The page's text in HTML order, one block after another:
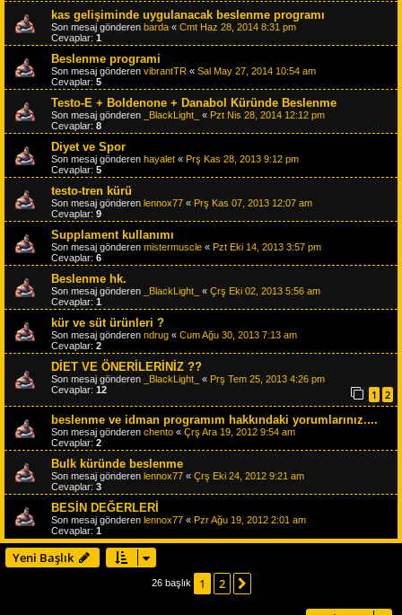
kas gelişiminde uygulanacak beslenme programı
Son mesaj gönderen barda « Cmt Haz 28, 2014 8:31 pm
Cevaplar: 1
Beslenme programi
Son mesaj gönderen vibrantTR « Sal May 27, 2014 10:54 am
Cevaplar: 5
Testo-E + Boldenone + Danabol Küründe Beslenme
Son mesaj gönderen _BlackLight_ « Pzt Nis 28, 2014 12:12 pm
Cevaplar: 8
Diyet ve Spor
Son mesaj gönderen hayalet « Prş Kas 28, 2013 9:12 pm
Cevaplar: 5
testo-tren kürü
Son mesaj gönderen lennox77 « Prş Kas 07, 2013 12:07 am
Cevaplar: 9
Supplament kullanımı
Son mesaj gönderen mistermuscle « Pzt Eki 14, 2013 3:57 pm
Cevaplar: 6
Beslenme hk.
Son mesaj gönderen _BlackLight_ « Çrş Eki 02, 2013 5:56 am
Cevaplar: 1
kür ve süt ürünleri ?
Son mesaj gönderen ndrug « Cum Ağu 30, 2013 7:13 am
Cevaplar: 2
DİET VE ÖNERİLERİNİZ ??
Son mesaj gönderen _BlackLight_ « Prş Tem 25, 2013 4:26 pm
Cevaplar: 12 1
2
beslenme ve idman programım hakkındaki yorumlarınız....
Son mesaj gönderen chento « Çrş Ara 19, 2012 9:54 am
Cevaplar: 2
Bulk küründe beslenme
Son mesaj gönderen lennox77 « Çrş Eki 24, 2012 9:21 am
Cevaplar: 3
BESİN DEĞERLERİ
Son mesaj gönderen lennox77 « Pzr Ağu 19, 2012 2:01 am
Cevaplar: 1
Yeni Başlık
26 başlık 1 2